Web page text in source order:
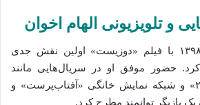
و تلویزیونی الهام اخوان
الهام اخوان در سال ۱۳۹۸ با فیلم «دوزیست» اولین نقش جدی
کرد. حضور موفق او در سریال‌هایی مانند
«باخانمان»، «دودکش ۲» و شبکه نمایش خانگی «آفتاب‌پرست» و
بازیگر توانمند مطرح کرد.